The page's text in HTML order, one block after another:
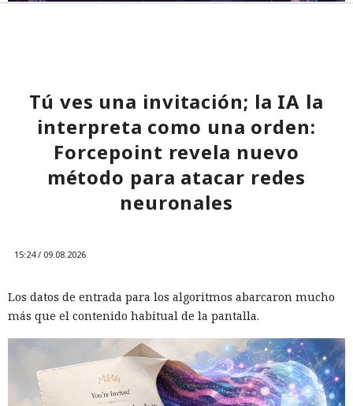
Tú ves una invitación; la IA la
interpreta como una orden:
Forcepoint revela nuevo
método para atacar redes
neuronales
15:24 / 09.08.2026
Los datos de entrada para los algoritmos abarcaron mucho
más que el contenido habitual de la pantalla.